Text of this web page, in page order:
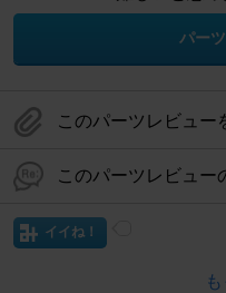
パー
このパーツレビュー
このパーツレビュー
イイね！